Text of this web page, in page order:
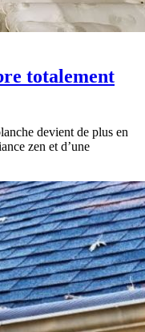
totalement
devient de plus en
zen et d’une